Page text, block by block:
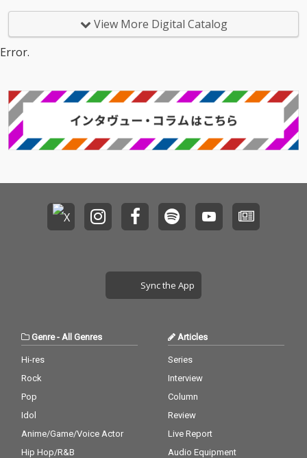
イスピードkawaiiロッ
クチューンです。
View More Digital Catalog
Error.
Sync the App
Genre- All Genres
Hi-res
Rock
Pop
Idol
Anime/Game/Voice Actor
Hip Hop/R&B
Articles
Series
Interview
Column
Review
Live Report
Audio Equipment